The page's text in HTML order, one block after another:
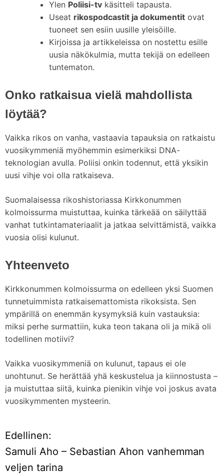
Ylen Poliisi-tv käsitteli tapausta.
Useat rikospodcastit ja dokumentit ovat
tuoneet sen esiin uusille yleisöille.
Kirjoissa ja artikkeleissa on nostettu esille
uusia näkökulmia, mutta tekijä on edelleen
tuntematon.
Onko ratkaisua vielä mahdollista
löytää?
Vaikka rikos on vanha, vastaavia tapauksia on ratkaistu
vuosikymmeniä myöhemmin esimerkiksi DNA-
teknologian avulla. Poliisi onkin todennut, että yksikin
uusi vihje voi olla ratkaiseva.
Suomalaisessa rikoshistoriassa Kirkkonummen
kolmoissurma muistuttaa, kuinka tärkeää on säilyttää
vanhat tutkintamateriaalit ja jatkaa selvittämistä, vaikka
vuosia olisi kulunut.
Yhteenveto
Kirkkonummen kolmoissurma on edelleen yksi Suomen
tunnetuimmista ratkaisemattomista rikoksista. Sen
ympärillä on enemmän kysymyksiä kuin vastauksia:
miksi perhe surmattiin, kuka teon takana oli ja mikä oli
todellinen motiivi?
Vaikka vuosikymmeniä on kulunut, tapaus ei ole
unohtunut. Se herättää yhä keskustelua ja kiinnostusta –
ja muistuttaa siitä, kuinka pienikin vihje voi joskus avata
vuosikymmenten mysteerin.
A
r
Edellinen:
Samuli Aho – Sebastian Ahon vanhemman
veljen tarina